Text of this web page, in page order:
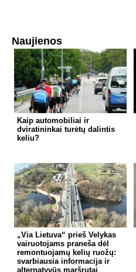
Naujienos
Kaip automobiliai ir
dviratininkai turėtų dalintis
keliu?
„Via Lietuva“ prieš Velykas
vairuotojams praneša dėl
remontuojamų kelių ruožų:
svarbiausia informacija ir
alternatyvūs maršrutai